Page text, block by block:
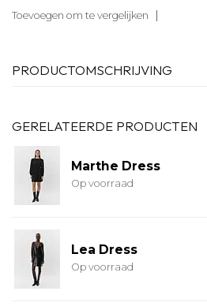
Toevoegen om te vergelijken
PRODUCTOMSCHRIJVING
GERELATEERDE PRODUCTEN
Marthe Dress
Op voorraad
Lea Dress
Op voorraad